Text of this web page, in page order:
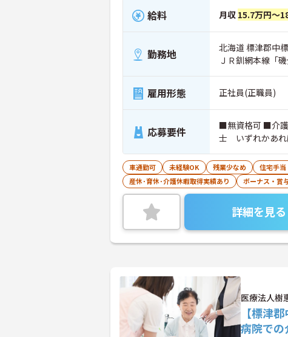
給料 月収 15.7万円～
勤務地
北海道 標津郡中
ＪＲ釧網本線「
雇用形態 正社員(正職員)
応募要件
■無資格可 ■介護
士 いずれかあ
車通勤可 未経験OK 残業少なめ 住宅手当
産休･育休･介護休暇取得実績あり
ボーナス・賞
詳細を見る
医療法人
【標津
病院での